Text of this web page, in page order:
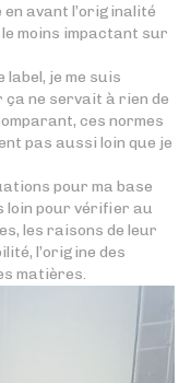
avant l’originalité
moins impactant sur
label, je me suis
ne servait à rien de
ces normes
pas aussi loin que je
pour ma base
loin pour vérifier au
les raisons de leur
l’origine des
matières.